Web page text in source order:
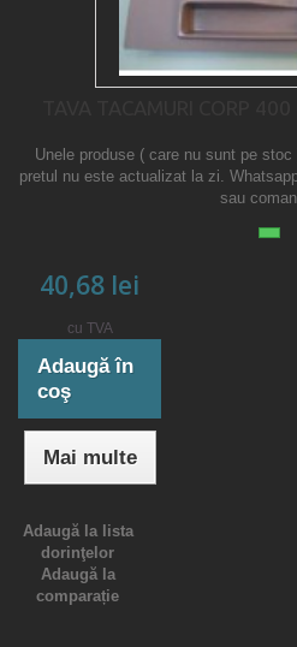
Unele produse ( care nu sunt pe
pretul nu este actualizat la zi.
sau
40,68 lei
cu TVA
Adaugă în
coş
Mai multe
Adaugă la lista
dorinţelor
Adaugă la
comparație